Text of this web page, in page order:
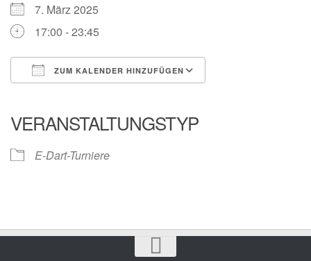
7. März 2025
17:00 - 23:45
ZUM KALENDER HINZUFÜGEN
VERANSTALTUNGSTYP
E-Dart-Turniere